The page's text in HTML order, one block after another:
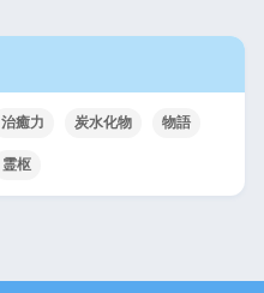
治癒力 炭水化物 物語
霊枢